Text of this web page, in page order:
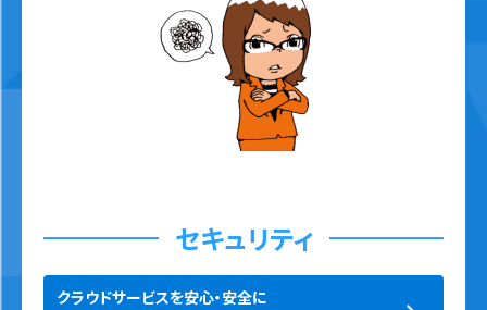
セキュリティ
クラウドサービスを安心・安全に